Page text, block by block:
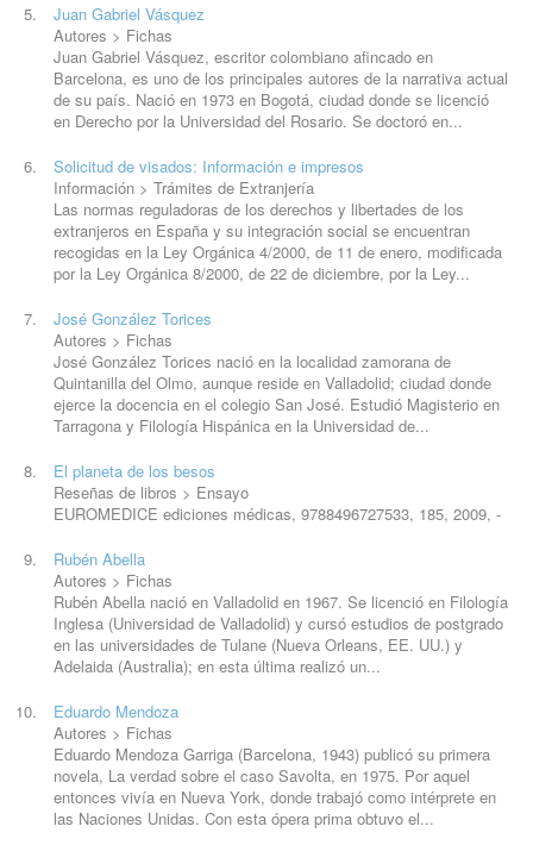
Juan Gabriel Vásquez
Autores > Fichas
Juan Gabriel Vásquez, escritor colombiano afincado en
Barcelona, es uno de los principales autores de la narrativa actual
de su país. Nació en 1973 en Bogotá, ciudad donde se licenció
en Derecho por la Universidad del Rosario. Se doctoró en...
Solicitud de visados: Información e impresos
Información > Trámites de Extranjería
Las normas reguladoras de los derechos y libertades de los
extranjeros en España y su integración social se encuentran
recogidas en la Ley Orgánica 4/2000, de 11 de enero, modificada
por la Ley Orgánica 8/2000, de 22 de diciembre, por la Ley...
José González Torices
Autores > Fichas
José González Torices nació en la localidad zamorana de
Quintanilla del Olmo, aunque reside en Valladolid; ciudad donde
ejerce la docencia en el colegio San José. Estudió Magisterio en
Tarragona y Filología Hispánica en la Universidad de...
El planeta de los besos
Reseñas de libros > Ensayo
EUROMEDICE ediciones médicas, 9788496727533, 185, 2009, -
Rubén Abella
Autores > Fichas
Rubén Abella nació en Valladolid en 1967. Se licenció en Filología
Inglesa (Universidad de Valladolid) y cursó estudios de postgrado
en las universidades de Tulane (Nueva Orleans, EE. UU.) y
Adelaida (Australia); en esta última realizó un...
Eduardo Mendoza
Autores > Fichas
Eduardo Mendoza Garriga (Barcelona, 1943) publicó su primera
novela, La verdad sobre el caso Savolta, en 1975. Por aquel
entonces vivía en Nueva York, donde trabajó como intérprete en
las Naciones Unidas. Con esta ópera prima obtuvo el...